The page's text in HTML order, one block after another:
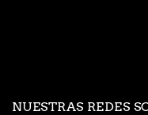
NUESTRAS REDES